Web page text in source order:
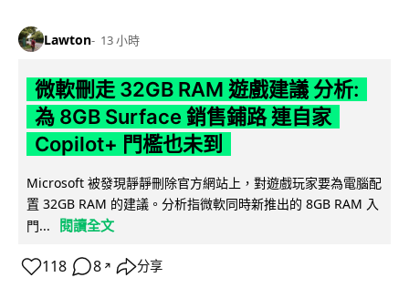
Lawton 13 小時
微軟刪走 32GB RAM 遊戲建議 分析:
為 8GB Surface 銷售鋪路 連自家
Copilot+ 門檻也未到
Microsoft 被發現靜靜刪除官方網站上，對遊戲玩家要為電腦配
置 32GB RAM 的建議。分析指微軟同時新推出的 8GB RAM 入
門...
閱讀全文
118 8 ↗ 分享